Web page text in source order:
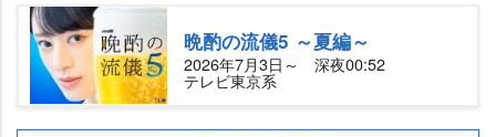
晩酌の流儀5 ～夏編～
2026年7月3日～ 深夜00:52
テレビ東京系